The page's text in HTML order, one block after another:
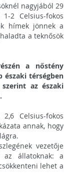
nagyjából 29
2 Celsius-fokos
hímek jönnek a
a teknősök
a nőstény
északi térségben
az északi
Celsius-fokos
annak, hogy
vezetője
az állatoknak: a
lehet a